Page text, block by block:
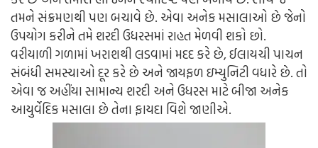
તમને સંક્રમણથી પણ બચાવે છે. એવા અનેક મસાલાઓ છે જેનો
ઉપયોગ કરીને તમે શરદી ઉધરસમાં રાહત મેળવી શકો છો.
વરીયાળી ગળામાં ખરાશથી લડવામાં મદદ કરે છે, ઈલાયચી પાચન
સંબંધી સમસ્યાઓ દૂર કરે છે અને જાયફળ ઇમ્યુનિટી વધારે છે. તો
એવા જ અહીંયા સામાન્ય શરદી અને ઉધરસ માટે બીજા અનેક
આયુર્વેદિક મસાલા છે તેના ફાયદા વિશે જાણીએ.